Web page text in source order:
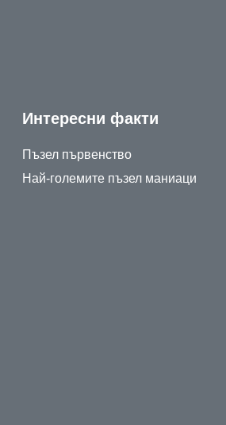
Интересни факти
Пъзел първенство
Най-големите пъзел маниаци